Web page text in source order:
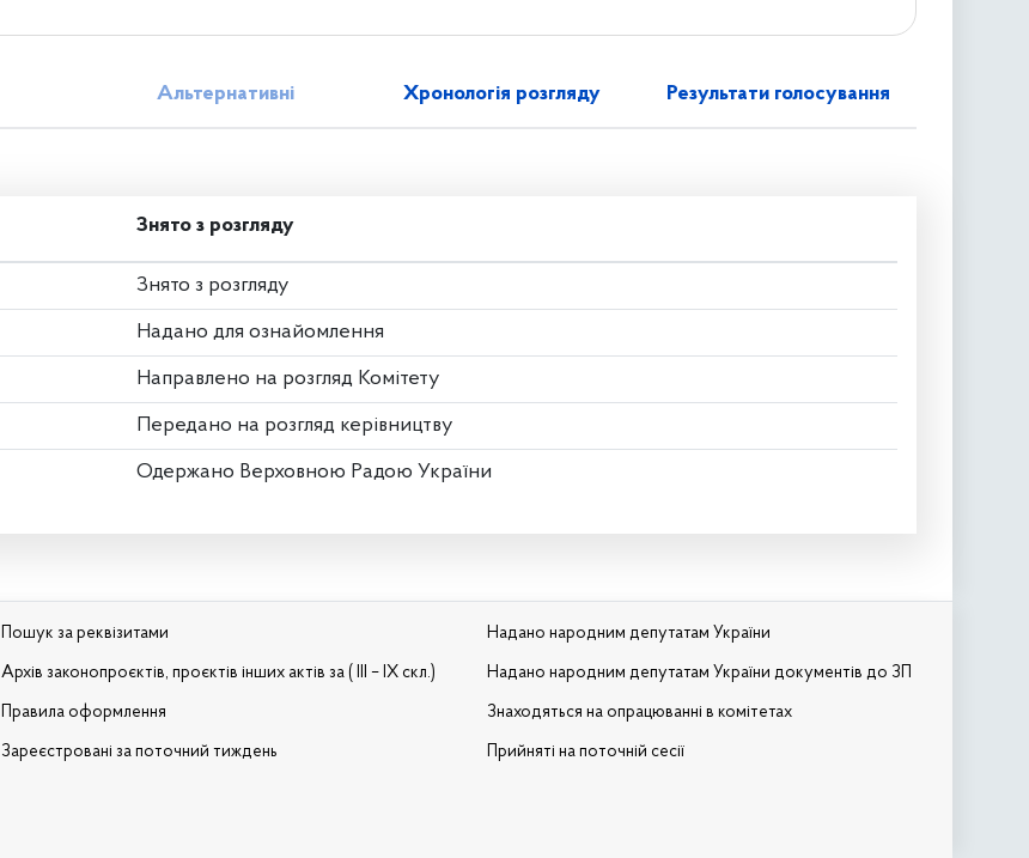
Альтернативні Хронологія розгляду Результати голосування
Знято з розгляду
Знято з розгляду
Надано для ознайомлення
Направлено на розгляд Комітету
Передано на розгляд керівництву
Одержано Верховною Радою України
Пошук за реквізитами
Архів законопроєктів, проєктів інших актів за ( III – IX скл.)
Правила оформлення
Зареєстровані за поточний тиждень
Надано народним депутатам України
Надано народним депутатам України документів до ЗП
Знаходяться на опрацюванні в комітетах
Прийняті на поточній сесії